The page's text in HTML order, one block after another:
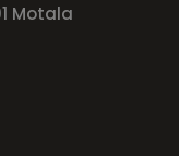
Motala